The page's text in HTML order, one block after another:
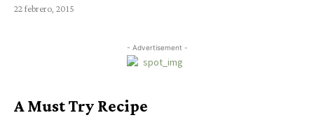
22 febrero, 2015
- Advertisement -
A Must Try Recipe